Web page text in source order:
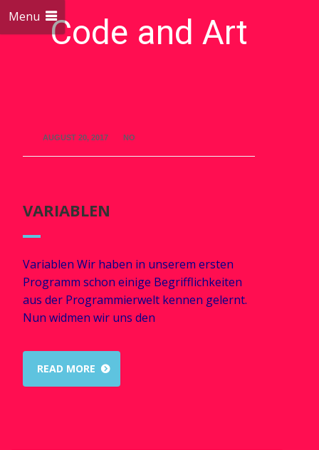
Code and Art
Menu
AUGUST 20, 2017 NO
VARIABLEN
Variablen Wir haben in unserem ersten
Programm schon einige Begrifflichkeiten
aus der Programmierwelt kennen gelernt.
Nun widmen wir uns den
READ MORE